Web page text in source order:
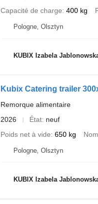
Capacité de charge 400 kg
Pologne, Olsztyn
KUBIX Izabela
Kubix Catering trailer
Remorque alimentaire
2026
État neuf
Poids net à vide 650 kg
Pologne, Olsztyn
KUBIX Izabela